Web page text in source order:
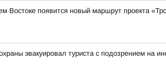
Востоке появится новый маршрут проекта
эвакуировал туриста с подозрением на